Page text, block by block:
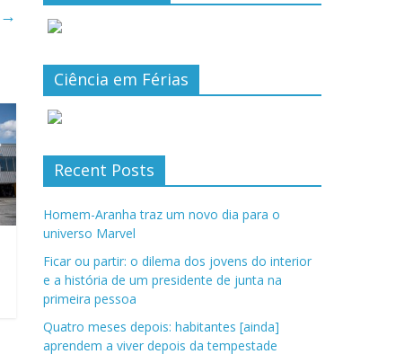
→
Ciência em Férias
Recent Posts
Homem-Aranha traz um novo dia para o
universo Marvel
Ficar ou partir: o dilema dos jovens do interior
e a história de um presidente de junta na
primeira pessoa
Quatro meses depois: habitantes [ainda]
aprendem a viver depois da tempestade